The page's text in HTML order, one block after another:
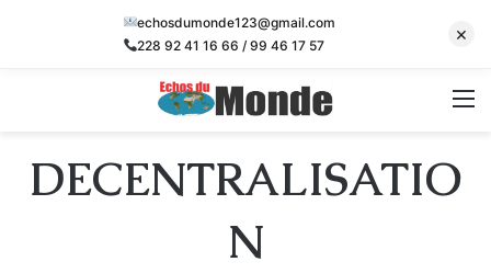
DECENTRALISATIO
N
echosdumonde123@gmail.com
228 92 41 16 66 / 99 46 17 57
×